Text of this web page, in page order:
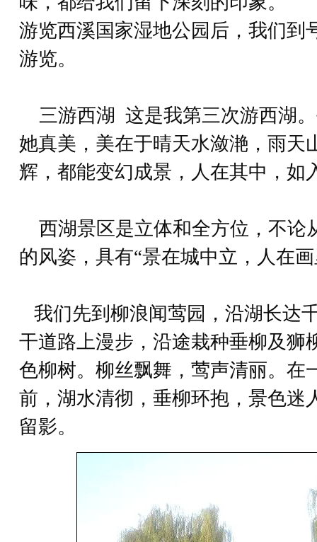
游览西溪国家湿地公园后，我们到
游览。
三游西湖 这是我第三次游西湖
她真美，美在于晴天水潋滟，雨天
辉，都能变幻成景，人在其中，如
西湖景区是立体和全方位，不论
的风姿，具有“景在城中立，人在
我们先到柳浪闻莺园，沿湖长达
干道路上漫步，沿途栽种垂柳及狮
色柳树。柳丝飘舞，莺声清丽。在
前，湖水清彻，垂柳环抱，景色迷
留影。